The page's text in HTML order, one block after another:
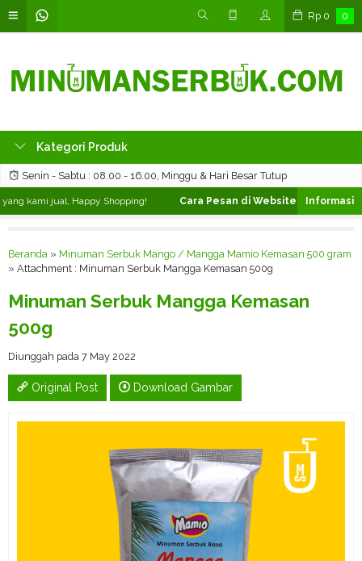
Rp 0 0
Kategori Produk
Senin - Sabtu : 08.00 - 16.00, Minggu & Hari Besar Tutup
kami jual, Happy Shopping! Cara Pesan di Website ❯ Silahkan
Beranda » Minuman Serbuk Mango / Mangga Mamio Kemasan 500 gram
» Attachment : Minuman Serbuk Mangga Kemasan 500g
Minuman Serbuk Mangga Kemasan
500g
Diunggah pada 7 May 2022
Original Post Download Gambar